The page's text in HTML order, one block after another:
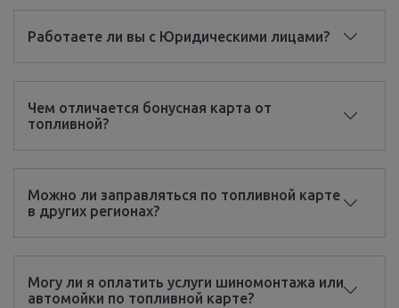
Работаете ли вы с Юридическими лицами?
Чем отличается бонусная карта от
топливной?
Можно ли заправляться по топливной карте
в других регионах?
Могу ли я оплатить услуги шиномонтажа или
автомойки по топливной карте?